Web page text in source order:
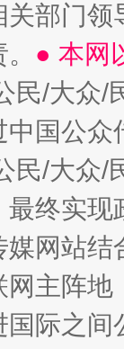
部门
● 本网
民/大众
国公
民/大众
最终实
网站
主阵
际之